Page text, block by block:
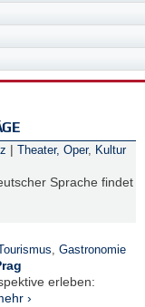
| Theater, Oper, Kultur
Sprache findet
Tourismus, Gastronomie
erleben:
›